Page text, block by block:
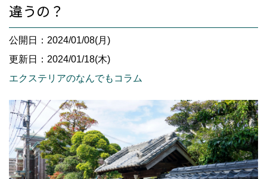
違うの？
公開日：2024/01/08(月)
更新日：2024/01/18(木)
エクステリアのなんでもコラム